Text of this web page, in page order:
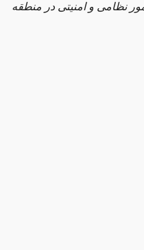
نظامی و امنیتی در منطقه